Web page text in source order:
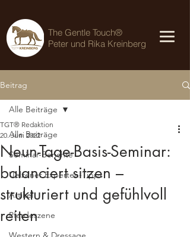
The Gentle Touch®
Peter und Rika Kreinberg
Beitrag
Alle Beiträge
Seminar-Berichte
Uelzener Experten-Tipps
Artikel
Pferdeszene
Alle Beiträge
Neun-Tage-Basis-Seminar:
balanciert sitzen –
strukturiert und gefühlvoll
reiten
TGT® Redaktion
20. Juni 2022